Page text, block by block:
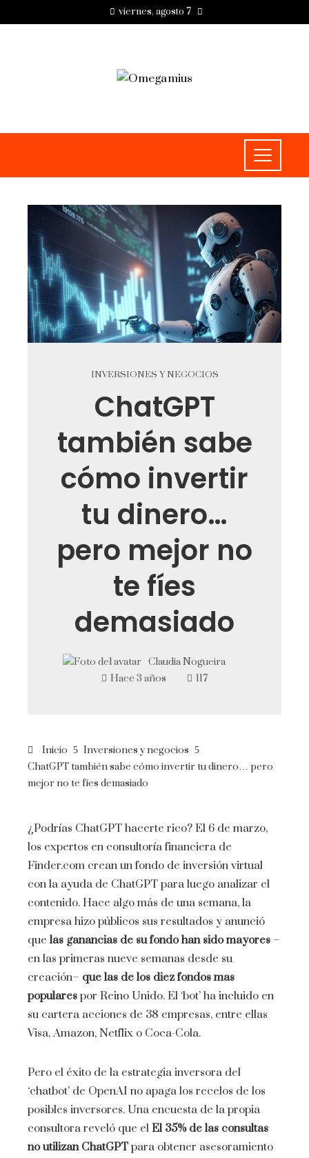
viernes, agosto 7
INVERSIONES Y NEGOCIOS
ChatGPT
también sabe
cómo invertir
tu dinero…
pero mejor no
te fíes
demasiado
Claudia Nogueira
Hace 3 años
117
Inicio
Inversiones y negocios
ChatGPT también sabe cómo invertir tu dinero… pero
mejor no te fíes demasiado
¿Podrías ChatGPT hacerte rico? El 6 de marzo,
los expertos en consultoría financiera de
Finder.com crean un fondo de inversión virtual
con la ayuda de ChatGPT para luego analizar el
contenido. Hace algo más de una semana, la
empresa hizo públicos sus resultados y anunció
que las ganancias de su fondo han sido mayores –
en las primeras nueve semanas desde su
creación– que las de los diez fondos mas
populares por Reino Unido. El ‘bot’ ha incluido en
su cartera acciones de 38 empresas, entre ellas
Visa, Amazon, Netflix o Coca-Cola.
Pero el éxito de la estrategia inversora del
‘chatbot’ de OpenAI no apaga los recelos de los
posibles inversores. Una encuesta de la propia
consultora reveló que el El 35% de las consultas
no utilizan ChatGPTpara obtener asesoramiento